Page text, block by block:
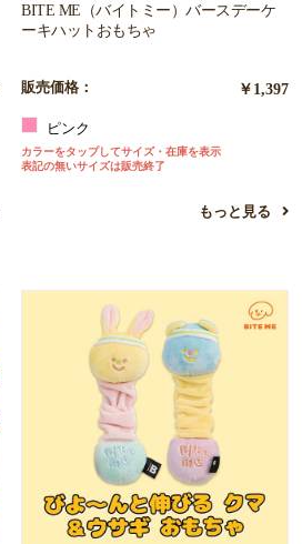
BITE ME（バイトミー）バースデーケ
ーキハットおもちゃ
販売価格： ￥1,397
ピンク
カラーをタップしてサイズ・在庫を表示
表記の無いサイズは販売終了
もっと見る
カートへ進む